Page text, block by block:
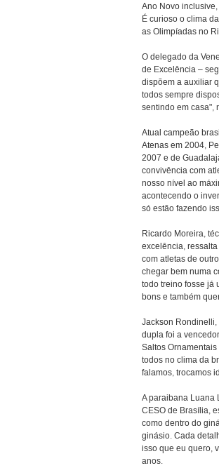
Ano Novo
É curioso o clima
as Olimpíadas no
O delegado da
de Excelência –
dispõem a auxiliar
todos sempre
sentindo em casa",
Atual campeão
Atenas em 2004,
2007 e de
convivência com
nosso nível ao
acontecendo o
só estão fazendo
Ricardo Moreira,
excelência,
com atletas de
chegar bem numa
todo treino fosse já
bons e também
Jackson
dupla foi a
Saltos
todos no clima da
falamos, trocamos
A paraibana Luana
CESO de Brasília,
como dentro do
ginásio. Cada
isso que eu quero,
anos.